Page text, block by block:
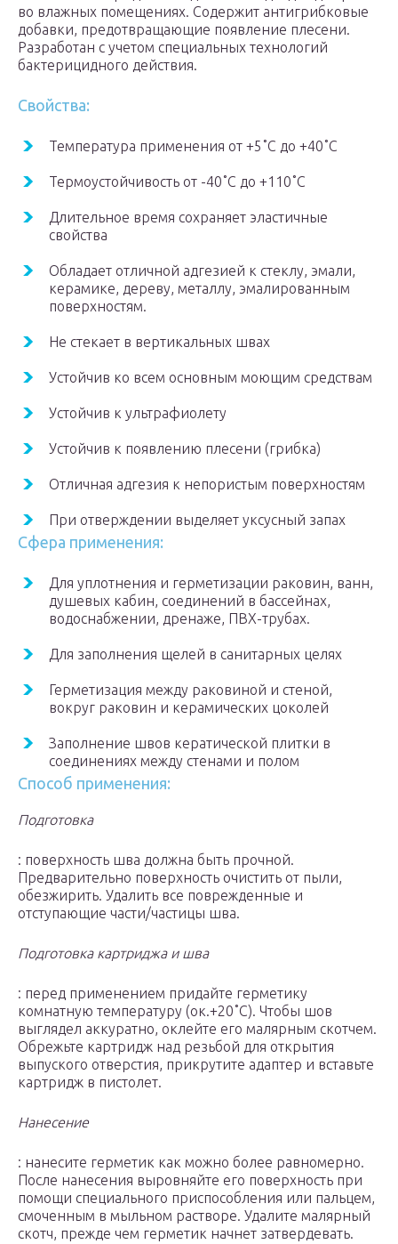
во влажных помещениях. Содержит антигрибковые
добавки, предотвращающие появление плесени.
Разработан с учетом специальных технологий
бактерицидного действия.
Свойства:
Температура применения от +5˚С до +40˚С
Термоустойчивость от -40˚С до +110˚С
Длительное время сохраняет эластичные
свойства
Обладает отличной адгезией к стеклу, эмали,
керамике, дереву, металлу, эмалированным
поверхностям.
Не стекает в вертикальных швах
Устойчив ко всем основным моющим средствам
Устойчив к ультрафиолету
Устойчив к появлению плесени (грибка)
Отличная адгезия к непористым поверхностям
При отверждении выделяет уксусный запах
Сфера применения:
Для уплотнения и герметизации раковин, ванн,
душевых кабин, соединений в бассейнах,
водоснабжении, дренаже, ПВХ-трубах.
Для заполнения щелей в санитарных целях
Герметизация между раковиной и стеной,
вокруг раковин и керамических цоколей
Заполнение швов кератической плитки в
соединениях между стенами и полом
Способ применения:
Подготовка
: поверхность шва должна быть прочной.
Предварительно поверхность очистить от пыли,
обезжирить. Удалить все поврежденные и
отступающие части/частицы шва.
Подготовка картриджа и шва
: перед применением придайте герметику
комнатную температуру (ок.+20˚С). Чтобы шов
выглядел аккуратно, оклейте его малярным скотчем.
Обрежьте картридж над резьбой для открытия
выпуского отверстия, прикрутите адаптер и вставьте
картридж в пистолет.
Нанесение
: нанесите герметик как можно более равномерно.
После нанесения выровняйте его поверхность при
помощи специального приспособления или пальцем,
смоченным в мыльном растворе. Удалите малярный
скотч, прежде чем герметик начнет затвердевать.